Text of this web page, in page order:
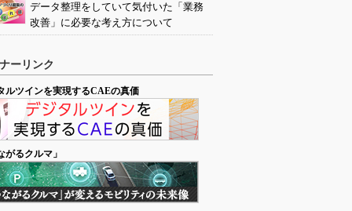
データ整理をしていて気付いた「業務
改善」に必要な考え方について
ーリンク
ルツインを実現するCAEの真価
がるクルマ」